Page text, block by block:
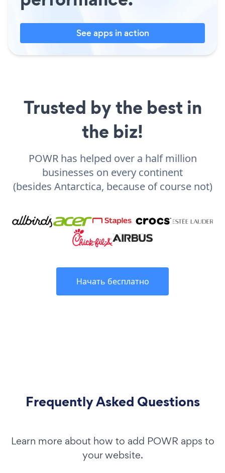
See apps in action
Trusted by the best in
the biz!
POWR has helped over a half million
businesses on every continent
(besides Antarctica, because of course not)
Начать бесплатно
Frequently Asked Questions
Learn more about how to add POWR apps to
your website.